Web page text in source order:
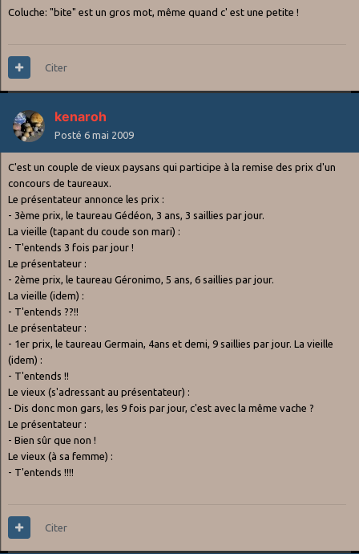
Coluche: "bite" est un gros mot, même quand c' est une petite !
Citer
kenaroh
Posté 6 mai 2009
C'est un couple de vieux paysans qui participe à la remise des prix d'un
concours de taureaux.
Le présentateur annonce les prix :
- 3ème prix, le taureau Gédéon, 3 ans, 3 saillies par jour.
La vieille (tapant du coude son mari) :
- T'entends 3 fois par jour !
Le présentateur :
- 2ème prix, le taureau Géronimo, 5 ans, 6 saillies par jour.
La vieille (idem) :
- T'entends ??!!
Le présentateur :
- 1er prix, le taureau Germain, 4ans et demi, 9 saillies par jour. La vieille
(idem) :
- T'entends !!
Le vieux (s'adressant au présentateur) :
- Dis donc mon gars, les 9 fois par jour, c'est avec la même vache ?
Le présentateur :
- Bien sûr que non !
Le vieux (à sa femme) :
- T'entends !!!!
Citer